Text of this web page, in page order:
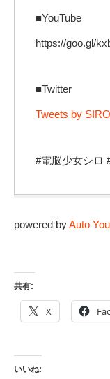
■YouTube
https://goo.gl/
■Twitter
Tweets by
#電脳少女シロ
powered byAuto
共有:
X
いいね: